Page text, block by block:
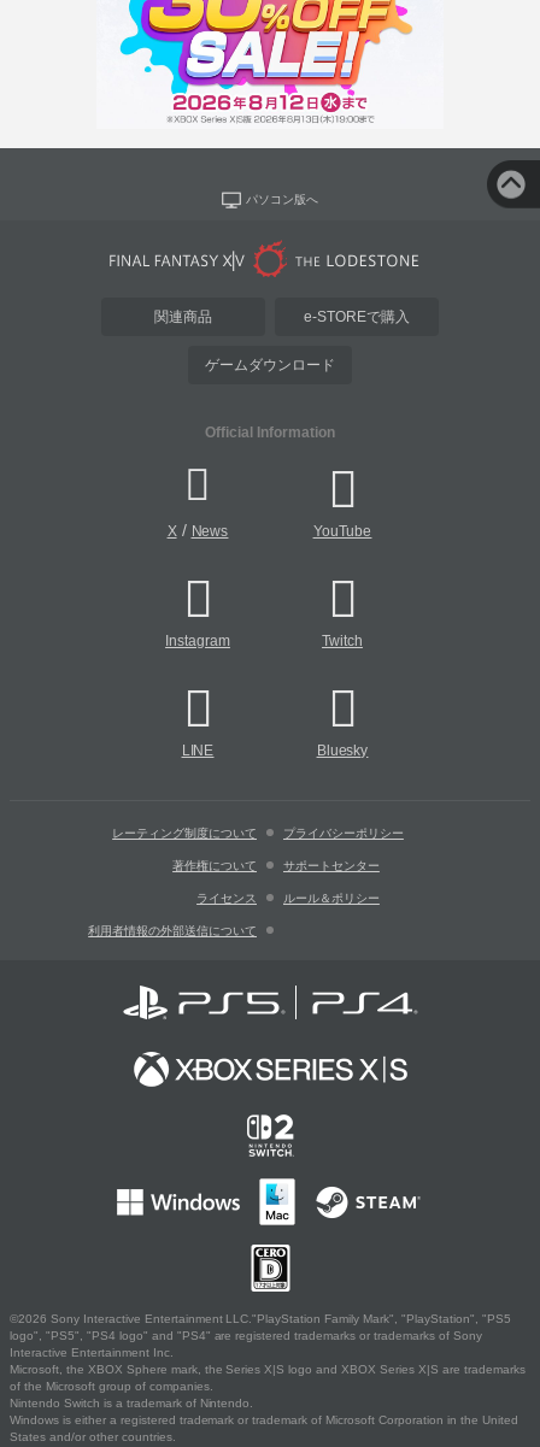
パソコン版へ
関連商品 e-STOREで購入
ゲームダウンロード
Official Information
X/ News YouTube
Instagram Twitch
LINE Bluesky
レーティング制度について プライバシーポリシー
著作権について サポートセンター
ライセンス ルール＆ポリシー
利用者情報の外部送信について
©2026 Sony Interactive Entertainment LLC."PlayStation Family Mark", "PlayStation", "PS5
logo", "PS5", "PS4 logo" and "PS4" are registered trademarks or trademarks of Sony
Interactive Entertainment Inc.
Microsoft, the XBOX Sphere mark, the Series X|S logo and XBOX Series X|S are trademarks
of the Microsoft group of companies.
Nintendo Switch is a trademark of Nintendo.
Windows is either a registered trademark or trademark of Microsoft Corporation in the United
States and/or other countries.